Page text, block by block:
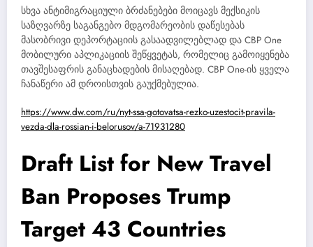
სხვა ანტიმიგრაციული ბრძანებები მოიცავს მექსიკის
საზღვარზე საგანგებო მდგომარეობის დაწესებას
მასობრივი დეპორტაციის გასაადვილებლად და CBP One
მობილური აპლიკაციის შეწყვეტას, რომელიც გამოიყენება
თავშესაფრის განაცხადების მისაღებად. CBP One-ის ყველა
ჩანაწერი ამ დროისთვის გაუქმებულია.
https://www.dw.com/ru/nyt-ssa-gotovatsa-rezko-uzestocit-pravila-
vezda-dla-rossian-i-belorusov/a-71931280
Draft List for New Travel
Ban Proposes Trump
Target 43 Countries